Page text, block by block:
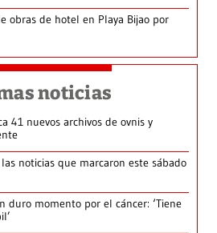
obras de hotel en Playa Bijao por
noticias
41 nuevos archivos de ovnis y
noticias que marcaron este sábado
duro momento por el cáncer: ‘Tiene